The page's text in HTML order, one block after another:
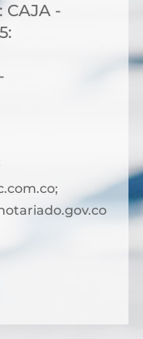
CAJA -